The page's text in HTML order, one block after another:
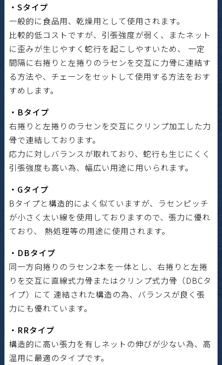
・Sタイプ
一般的に食品用、乾燥用として使用されます。
比較的低コストですが、引張強度が弱く、またネット
に歪みが生じやすく蛇行を起こしやすいため、 一定
間隔に右捲りと左捲りのラセンを交互に力骨に連結す
る方法や、チェーンをセットして使用する方法をおす
すめします。
・Bタイプ
右捲りと左捲りのラセンを交互にクリンプ加工した力
骨で連結しております。
応力に対しバランスが取れており、蛇行も生じにくく
引張強度も高い為、幅広い用途に用いられます。
・Gタイプ
Bタイプと構造的によく似ていますが、ラセンピッチ
が小さく太い線を使用しておりますので、張力に優れ
ており、 熱処理等の用途に使用されます。
・DBタイプ
同一方向捲りのラセン2本を一体とし、右捲りと左捲
りを交互に直線式力骨またはクリンプ式力骨（DBCタ
イプ）にて 連結された構造の為、バランスが良く張
力にも優れています。
・RRタイプ
構造的に高い張力を有しネットの伸びが少ない為、高
温用に最適のタイプです。